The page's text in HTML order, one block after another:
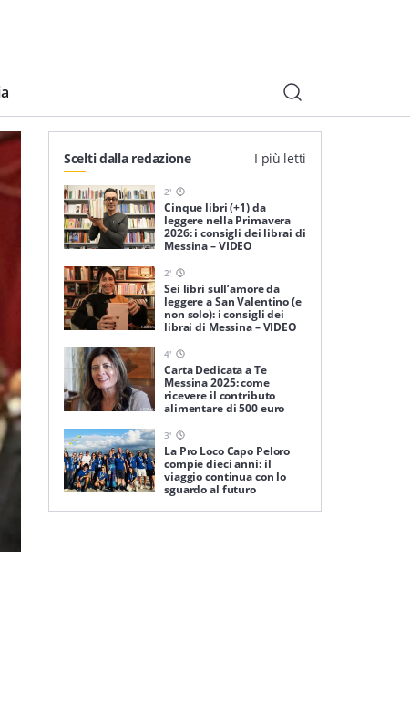
Scelti dalla redazione I più letti
2'
Cinque libri (+1) da
leggere nella Primavera
2026: i consigli dei librai di
Messina – VIDEO
2'
Sei libri sull’amore da
leggere a San Valentino (e
non solo): i consigli dei
librai di Messina – VIDEO
4'
Carta Dedicata a Te
Messina 2025: come
ricevere il contributo
alimentare di 500 euro
3'
La Pro Loco Capo Peloro
compie dieci anni: il
viaggio continua con lo
sguardo al futuro